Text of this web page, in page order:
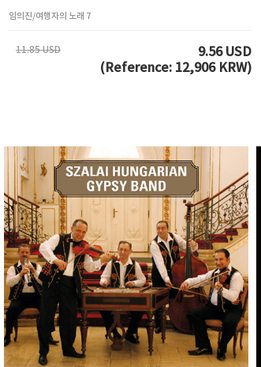
임의진/여행자의 노래 7
11.85 USD
9.56 USD
(Reference: 12,906 KRW)